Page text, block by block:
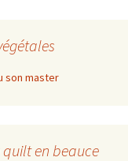
son master
en beauce